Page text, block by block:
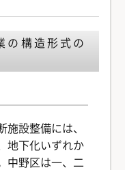
の構造形式の
設整備には、
地下化いずれか
中野区は一、二